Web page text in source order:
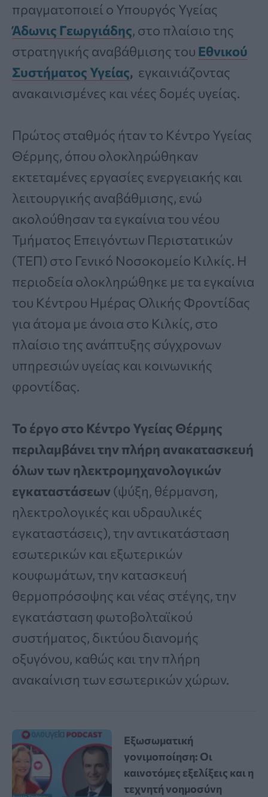
πραγματοποιεί ο Υπουργός Υγείας
Άδωνις Γεωργιάδης, στο πλαίσιο της
στρατηγικής αναβάθμισης του Εθνικού
Συστήματος Υγείας, εγκαινιάζοντας
ανακαινισμένες και νέες δομές υγείας.
Πρώτος σταθμός ήταν το Κέντρο Υγείας
Θέρμης, όπου ολοκληρώθηκαν
εκτεταμένες εργασίες ενεργειακής και
λειτουργικής αναβάθμισης, ενώ
ακολούθησαν τα εγκαίνια του νέου
Τμήματος Επειγόντων Περιστατικών
(ΤΕΠ) στο Γενικό Νοσοκομείο Κιλκίς. Η
περιοδεία ολοκληρώθηκε με τα εγκαίνια
του Κέντρου Ημέρας Ολικής Φροντίδας
για άτομα με άνοια στο Κιλκίς, στο
πλαίσιο της ανάπτυξης σύγχρονων
υπηρεσιών υγείας και κοινωνικής
φροντίδας.
Το έργο στο Κέντρο Υγείας Θέρμης
περιλαμβάνει την πλήρη ανακατασκευή
όλων των ηλεκτρομηχανολογικών
εγκαταστάσεων (ψύξη, θέρμανση,
ηλεκτρολογικές και υδραυλικές
εγκαταστάσεις), την αντικατάσταση
εσωτερικών και εξωτερικών
κουφωμάτων, την κατασκευή
θερμοπρόσοψης και νέας στέγης, την
εγκατάσταση φωτοβολταϊκού
συστήματος, δικτύου διανομής
οξυγόνου, καθώς και την πλήρη
ανακαίνιση των εσωτερικών χώρων.
Εξωσωματική
γονιμοποίηση: Οι
καινοτόμες εξελίξεις και η
τεχνητή νοημοσύνη